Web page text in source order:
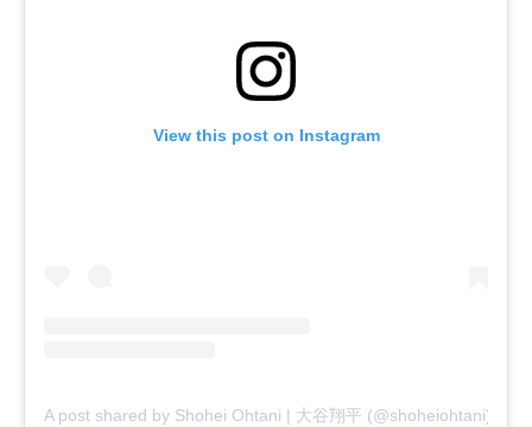
View this post on Instagram
A post shared by Shohei Ohtani | 大谷翔平 (@shoheiohtani)